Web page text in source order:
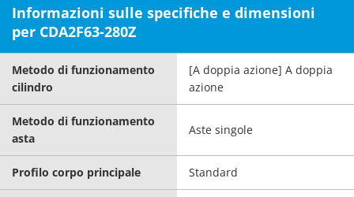
Informazioni sulle specifiche e dimensioni
per CDA2F63-280Z
Metodo di funzionamento
cilindro
[A doppia azione] A doppia
azione
Metodo di funzionamento
asta
Aste singole
Profilo corpo principale Standard